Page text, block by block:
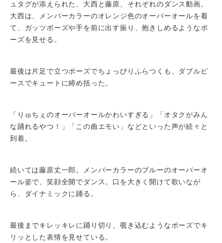
ュタグが添えられた、大西と藤原、それぞれのダンス動画。
大西は、メンバーカラーのオレンジ色のオーバーオールを着
て、ガッツポーズや手を前に出す振り、抱きしめるようなポ
ーズを見せる。
最後は片足で立つポーズでちょっぴりふらつくも、ダブルピ
ースでキュートに締め括った。
「りゅちぇのオーバーオールかわいすぎる」「オタクがみん
な踊れるやつ！」「この曲エモい」などといった声が続々と
到着。
続いては藤原丈一郎。メンバーカラーのブルーのオーバーオ
ール姿で、笑顔全開でダンス。口を大きく開けて歌いなが
ら、ダイナミックに踊る。
最後までキレッキレに踊り切り、覗き込むようなポーズでキ
リッとした表情を見せている。